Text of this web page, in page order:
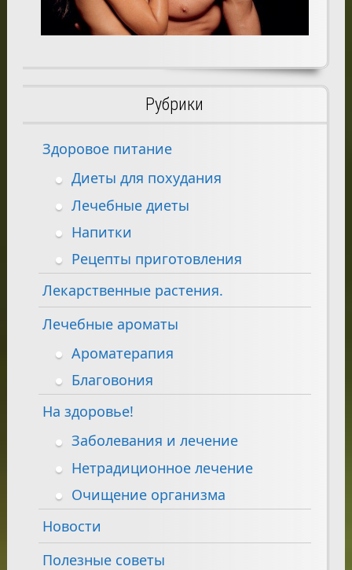
Рубрики
Здоровое питание
Диеты для похудания
Лечебные диеты
Напитки
Рецепты приготовления
Лекарственные растения.
Лечебные ароматы
Ароматерапия
Благовония
На здоровье!
Заболевания и лечение
Нетрадиционное лечение
Очищение организма
Новости
Полезные советы